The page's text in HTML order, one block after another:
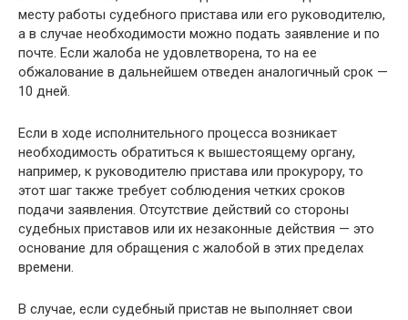
месту работы судебного пристава или его руководителю,
а в случае необходимости можно подать заявление и по
почте. Если жалоба не удовлетворена, то на ее
обжалование в дальнейшем отведен аналогичный срок —
10 дней.
Если в ходе исполнительного процесса возникает
необходимость обратиться к вышестоящему органу,
например, к руководителю пристава или прокурору, то
этот шаг также требует соблюдения четких сроков
подачи заявления. Отсутствие действий со стороны
судебных приставов или их незаконные действия — это
основание для обращения с жалобой в этих пределах
времени.
В случае, если судебный пристав не выполняет свои